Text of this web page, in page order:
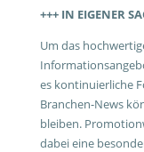
+++ IN EIGENER
Um das
es kontinuierliche
Branchen-News
bleiben.
dabei eine